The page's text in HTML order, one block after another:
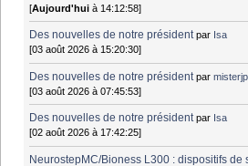
[Aujourd'hui à 14:12:58]
Des nouvelles de notre président par Isa
[03 août 2026 à 15:20:30]
Des nouvelles de notre président parmisterjp
[03 août 2026 à 07:45:53]
Des nouvelles de notre président par Isa
[02 août 2026 à 17:42:25]
NeurostepMC/Bioness L300 : dispositifs de